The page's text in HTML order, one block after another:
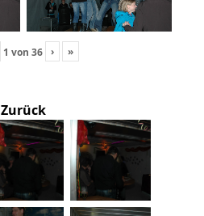
1 von36 › »
Zurück